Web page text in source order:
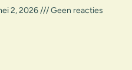
2, 2026 Geen reacties